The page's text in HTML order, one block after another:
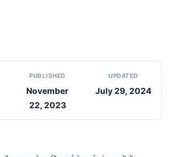
PUBLISHED
November
22, 2023
UPDATED
July 29, 2024